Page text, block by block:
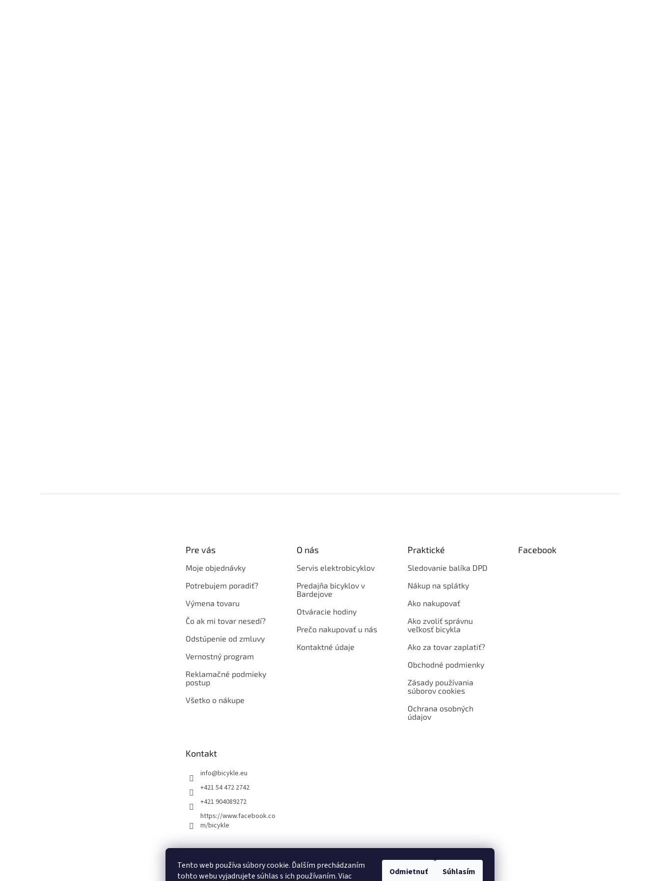
Tento web používa súbory cookie. Ďalším prechádzaním
tohto webu vyjadrujete súhlas s ich používaním. Viac
Odmietnuť Súhlasím
Pre vás
Moje objednávky
Potrebujem poradiť?
Výmena tovaru
Čo ak mi tovar nesedí?
Odstúpenie od zmluvy
Vernostný program
Reklamačné podmieky
postup
Všetko o nákupe
O nás
Servis elektrobicyklov
Predajňa bicyklov v
Bardejove
Otváracie hodiny
Prečo nakupovať u nás
Kontaktné údaje
Praktické
Sledovanie balíka DPD
Nákup na splátky
Ako nakupovať
Ako zvoliť správnu
veľkosť bicykla
Ako za tovar zaplatiť?
Obchodné podmienky
Zásady používania
súborov cookies
Ochrana osobných
údajov
Facebook
Kontakt
info@bicykle.eu
+421 54 472 2742
+421 904089272
https://www.facebook.co
m/bicykle